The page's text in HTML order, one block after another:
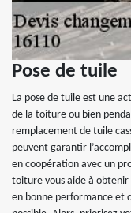
Pose de tuile
La pose de tuile est une
de la toiture ou bien
remplacement de tuile
peuvent garantir
en coopération avec un
toiture vous aide à
en bonne performance et